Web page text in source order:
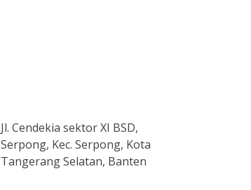
Jl. Cendekia sektor XI BSD,
Serpong, Kec. Serpong, Kota
Tangerang Selatan, Banten